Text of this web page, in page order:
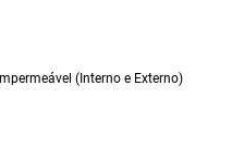
(Interno e Externo)